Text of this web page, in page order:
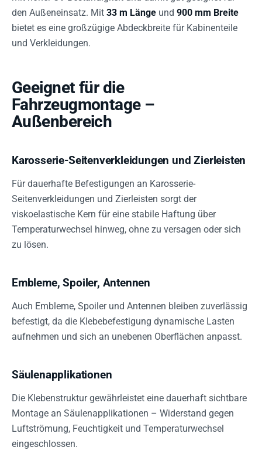
den Außeneinsatz. Mit 33 m Länge und 900 mm Breite
bietet es eine großzügige Abdeckbreite für Kabinenteile
und Verkleidungen.
Geeignet für die
Fahrzeugmontage –
Außenbereich
Karosserie-Seitenverkleidungen und Zierleisten
Für dauerhafte Befestigungen an Karosserie-
Seitenverkleidungen und Zierleisten sorgt der
viskoelastische Kern für eine stabile Haftung über
Temperaturwechsel hinweg, ohne zu versagen oder sich
zu lösen.
Embleme, Spoiler, Antennen
Auch Embleme, Spoiler und Antennen bleiben zuverlässig
befestigt, da die Klebebefestigung dynamische Lasten
aufnehmen und sich an unebenen Oberflächen anpasst.
Säulenapplikationen
Die Klebenstruktur gewährleistet eine dauerhaft sichtbare
Montage an Säulenapplikationen – Widerstand gegen
Luftströmung, Feuchtigkeit und Temperaturwechsel
eingeschlossen.